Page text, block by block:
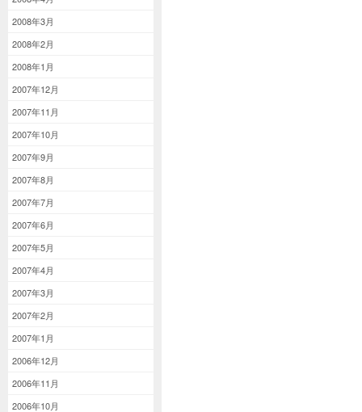
2008年3月
2008年2月
2008年1月
2007年12月
2007年11月
2007年10月
2007年9月
2007年8月
2007年7月
2007年6月
2007年5月
2007年4月
2007年3月
2007年2月
2007年1月
2006年12月
2006年11月
2006年10月